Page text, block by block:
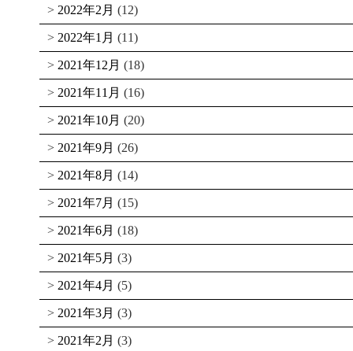
2022年2月 (12)
2022年1月 (11)
2021年12月 (18)
2021年11月 (16)
2021年10月 (20)
2021年9月 (26)
2021年8月 (14)
2021年7月 (15)
2021年6月 (18)
2021年5月 (3)
2021年4月 (5)
2021年3月 (3)
2021年2月 (3)